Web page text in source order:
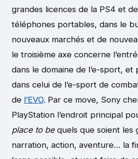
grandes licences de la PS4 et
téléphones portables, dans le
nouveaux marchés et de
le troisième axe concerne
dans le domaine de l’e-sport, et
dans celui de l’e-sport de
de l’EVO. Par ce move, Sony
PlayStation l’endroit principal
place to be quels que soient les
narration, action, aventure… la